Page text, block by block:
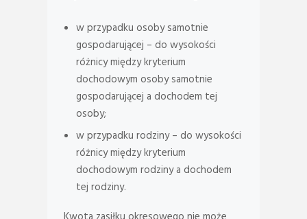
w przypadku osoby samotnie
gospodarującej – do wysokości
różnicy między kryterium
dochodowym osoby samotnie
gospodarującej a dochodem tej
osoby;
w przypadku rodziny – do wysokości
różnicy między kryterium
dochodowym rodziny a dochodem
tej rodziny.